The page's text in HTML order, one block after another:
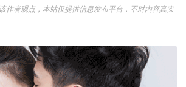
作者观点，本站仅提供信息发布平台，不对内容真实